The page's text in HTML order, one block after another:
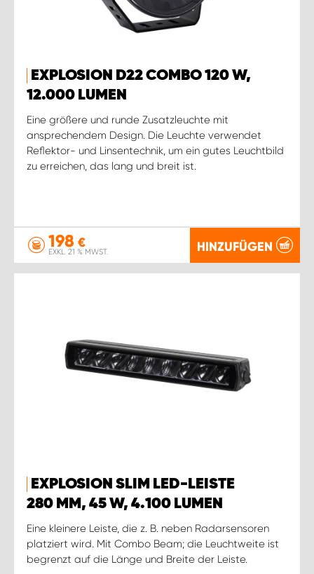
EXPLOSION D22 COMBO 120 W,
12.000 LUMEN
Eine größere und runde Zusatzleuchte mit
ansprechendem Design. Die Leuchte verwendet
Reflektor- und Linsentechnik, um ein gutes Leuchtbild
zu erreichen, das lang und breit ist.
198 €
EXKL. 21 % MWST. HINZUFÜGEN
EXPLOSION SLIM LED-LEISTE
280 MM, 45 W, 4.100 LUMEN
Eine kleinere Leiste, die z. B. neben Radarsensoren
platziert wird. Mit Combo Beam; die Leuchtweite ist
begrenzt auf die Länge und Breite der Leiste.